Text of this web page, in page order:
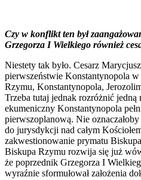
Czy w konflikt ten był
Grzegorza I Wielkiego również
Niestety tak było. Cesarz
pierwszeństwie Konstantynopola
Rzymu, Konstantynopola,
Trzeba tutaj jednak rozróżnić
ekumeniczny Konstantynopola
pierwszoplanową. Nie
do jurysdykcji nad całym
zakwestionowanie prymatu
Biskupa Rzymu rozwija się już
że poprzednik Grzegorza I
wyraźnie sformułował założenia